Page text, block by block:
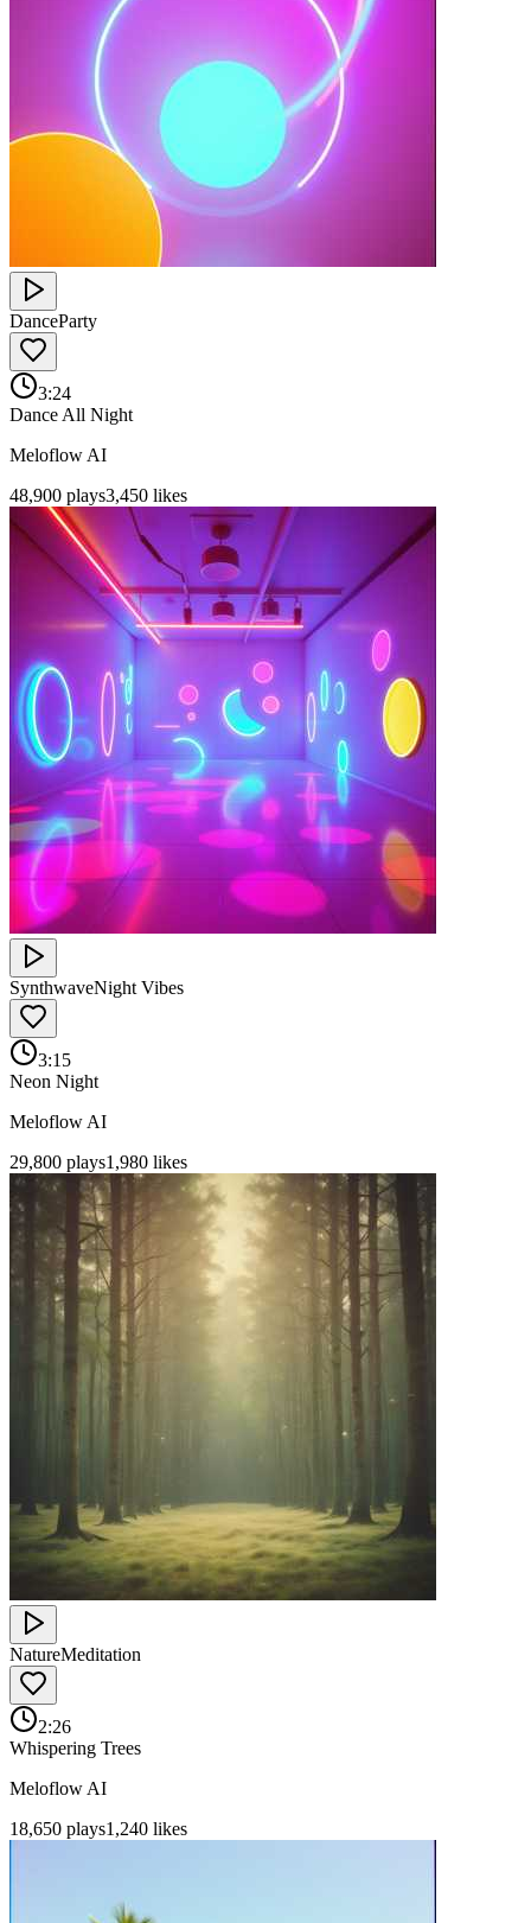
DanceParty
3:24
Dance All Night
Meloflow AI
48,900 plays3,450 likes
SynthwaveNight Vibes
3:15
Neon Night
Meloflow AI
29,800 plays1,980 likes
NatureMeditation
2:26
Whispering Trees
Meloflow AI
18,650 plays1,240 likes